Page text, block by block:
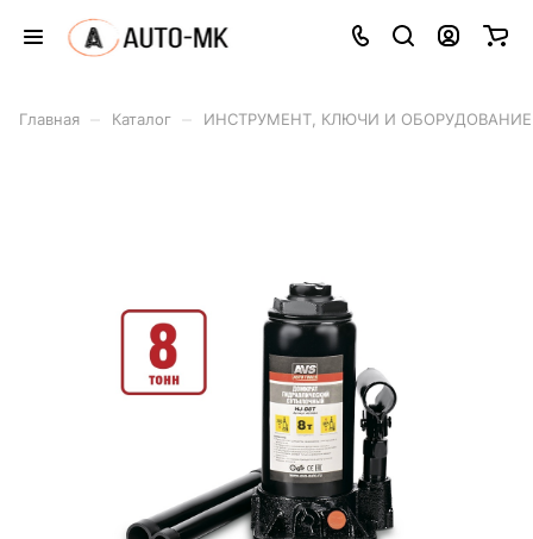
Главная Каталог ИНСТРУМЕНТ, КЛЮЧИ И ОБОРУДОВАНИЕ